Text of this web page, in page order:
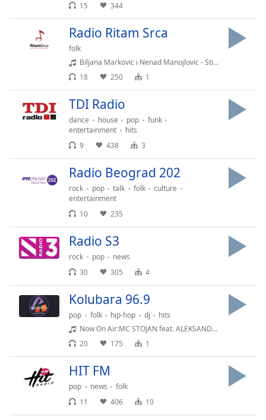
dialog
subtitles
off,
Track
Picture-
This
Beginning
dialog
Escape
cancel
the
15
344
Radio Ritam Srca
folk
Biljana Markovic i Nenad Manojlovic - Stisnem zube 2020
18
250 1
TDI Radio
dance house pop
funk
entertainment
hits
9
438 3
Radio Beograd 202
rock pop talk folk
culture
entertainment
10
235
Radio S3
rock pop
news
30
305 4
Kolubara 96.9
pop folk hip-hop dj
hits
Now On Air:MC STOJAN feat. ALEKSANDRA PRIJOVIC - Sta bi
20
175 1
HIT FM
pop news
folk
11
406 10